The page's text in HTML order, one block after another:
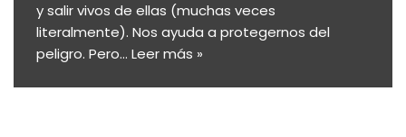
y salir vivos de ellas (muchas veces
literalmente). Nos ayuda a protegernos del
peligro. Pero… Leer más »